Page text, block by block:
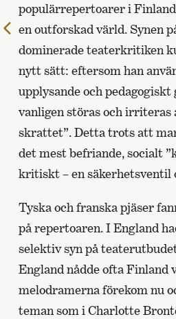
populärrepertoarer i
en outforskad värld. Synen
dominerade teaterkritiken
nytt sätt: eftersom han
upplysande och
vanligen störas och irriteras
skrattet”. Detta trots att
det mest befriande, socialt
kritiskt – en säkerhetsventil
Tyska och franska pjäser
på repertoaren. I England
selektiv syn på
England nådde ofta Finland
melodramerna förekom nu
teman som i Charlotte
Till
föregående